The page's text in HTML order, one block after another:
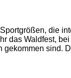
die
das Waldfest,
sind.